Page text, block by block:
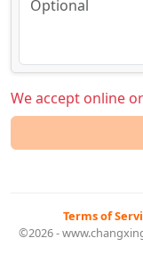
We accept online
Terms of
©2026 -